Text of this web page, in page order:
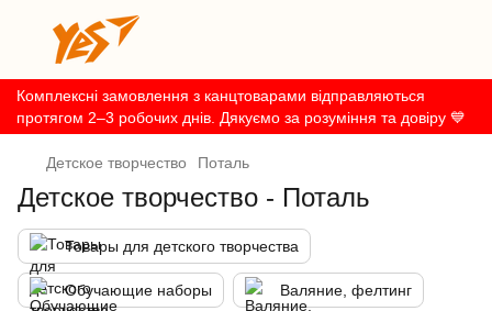
Комплексні замовлення з канцтоварами відправляються
протягом 2–3 робочих днів. Дякуємо за розуміння та довіру 💙
Детское творчество Поталь
Детское творчество - Поталь
Товары для детского творчества
Обучающие наборы Валяние, фелтинг